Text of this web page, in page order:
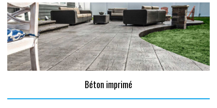
Béton imprimé